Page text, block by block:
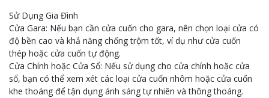
Sử Dụng Gia Đình
Cửa Gara: Nếu bạn cần cửa cuốn cho gara, nên chọn loại cửa có
độ bền cao và khả năng chống trộm tốt, ví dụ như cửa cuốn
thép hoặc cửa cuốn tự động.
Cửa Chính hoặc Cửa Sổ: Nếu sử dụng cho cửa chính hoặc cửa
sổ, bạn có thể xem xét các loại cửa cuốn nhôm hoặc cửa cuốn
khe thoáng để tận dụng ánh sáng tự nhiên và thông thoáng.